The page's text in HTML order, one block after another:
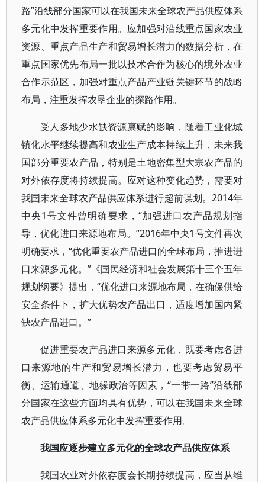
路”沿线部分国家可以在我国未来全球农产品供应体系
多元化中发挥重要作用。应加强对沿线重点国家农业
资源、重点产品生产和贸易增长潜力的数据分析，在
重点国家优先布局一批以技术合作为核心的境外农业
合作示范区，加强对重点产品产业链关键环节的战略
布局，注重发挥农垦企业的探路作用。
受人多地少水缺资源禀赋的影响，随着工业化城
镇化水平继续提高和农业生产成本持续上升，未来我
国部分重要农产品，特别是土地密集型大宗农产品的
对外依存度将持续提高。应对这种变化趋势，需要对
我国未来全球农产品供应体系进行超前谋划。2014年
中央1号文件曾明确要求，“加强进口农产品规划指
导，优化进口来源地布局。”2016年中央1号文件再次
明确要求，“优化重要农产品进口的全球布局，推进进
口来源多元化。”《国民经济和社会发展第十三个五年
规划纲要》提出，“优化进口来源地布局，在确保供给
安全条件下，扩大优势农产品出口，适度增加国内紧
缺农产品进口。”
促进重要农产品进口来源多元化，既要考虑各进
口来源地的生产和贸易增长潜力，也要考虑贸易平
衡、运输通道、地缘政治等因素，“一带一路”沿线部
分国家在这些方面均具有优势，可以在我国未来全球
农产品供应体系多元化中发挥重要作用。
我国应逐步建立多元化的全球农产品供应体系
我国农业对外依存度会长期持续提高，应当从维